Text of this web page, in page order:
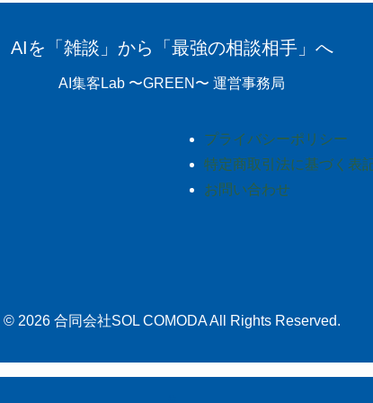
AIを「雑談」から「最強の相談相手」へ
AI集客Lab 〜GREEN〜 運営事務局
プライバシーポリシー
特定商取引法に基づく表
お問い合わせ
© 2026 合同会社SOL COMODA All Rights Reserved.